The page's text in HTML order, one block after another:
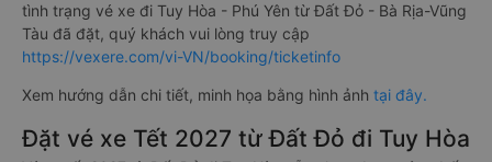
tình trạng vé xe đi Tuy Hòa - Phú Yên từ Đất Đỏ - Bà Rịa-Vũng
Tàu đã đặt, quý khách vui lòng truy cập
https://vexere.com/vi-VN/booking/ticketinfo
Xem hướng dẫn chi tiết, minh họa bằng hình ảnh tại đây.
Đặt vé xe Tết 2027 từ Đất Đỏ đi Tuy Hòa